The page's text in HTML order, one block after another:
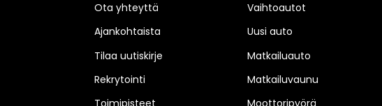
Ota yhteyttä
Ajankohtaista
Tilaa uutiskirje
Rekrytointi
Vaihtoautot
Uusi auto
Matkailuauto
Matkailuvaunu